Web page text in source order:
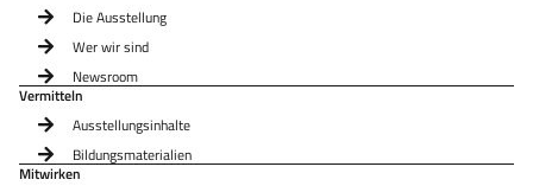
Die Ausstellung
Wer wir sind
Newsroom
Vermitteln
Ausstellungsinhalte
Bildungsmaterialien
Mitwirken